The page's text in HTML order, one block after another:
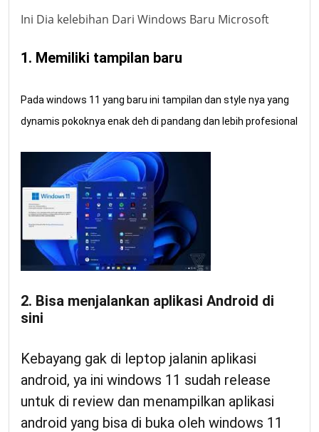
Ini Dia kelebihan Dari Windows Baru Microsoft
1. Memiliki tampilan baru
Pada windows 11 yang baru ini tampilan dan style nya yang
dynamis pokoknya enak deh di pandang dan lebih profesional
2. Bisa menjalankan aplikasi Android di
sini
Kebayang gak di leptop jalanin aplikasi
android, ya ini windows 11 sudah release
untuk di review dan menampilkan aplikasi
android yang bisa di buka oleh windows 11